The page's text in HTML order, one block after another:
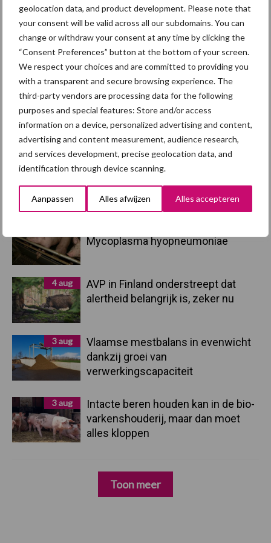
geolocation data, and product development. Please note that
your consent will be valid across all our subdomains. You can
change or withdraw your consent at any time by clicking the
“Consent Preferences” button at the bottom of your screen.
We respect your choices and are committed to providing you
with a transparent and secure browsing experience. The
third-party vendors are processing data for the following
purposes and special features: Store and/or access
information on a device, personalized advertising and content,
advertising and content measurement, audience research,
and services development, precise geolocation data, and
identification through device scanning.
Aanpassen Alles afwijzen Alles accepteren
Primaire
Sidebar
Recent nieuws Partner nieuws
5 aug
“Vraag naar praktische
groter dan ooit”
Mycoplasma hyopneumoniae
4 aug
AVP in Finland onderstreept dat
alertheid belangrijk is, zeker nu
3 aug
Vlaamse mestbalans in evenwicht
dankzij groei van
verwerkingscapaciteit
3 aug
Intacte beren houden kan in de bio-
varkenshouderij, maar dan moet
alles kloppen
Toon meer
varkenspest
Toon meer